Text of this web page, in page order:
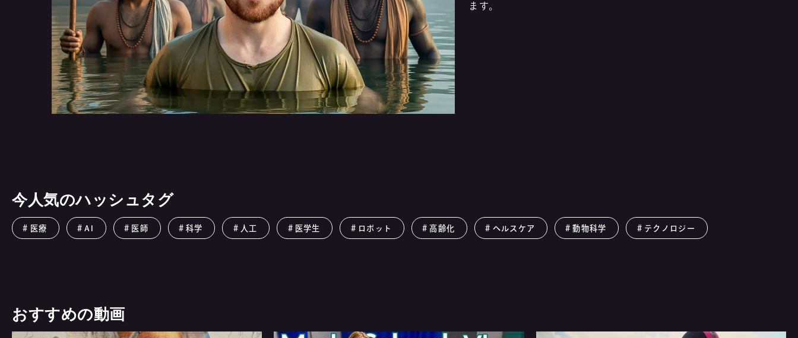
ます。
今人気のハッシュタグ
医療 AI 医師 科学 人工 医学生 ロボット 高齢化 ヘルスケア 動物科学 テクノロジー
おすすめの動画